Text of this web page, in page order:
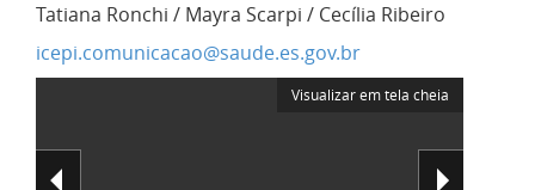
Tatiana Ronchi / Mayra Scarpi / Cecília Ribeiro
icepi.comunicacao@saude.es.gov.br
Visualizar em tela cheia